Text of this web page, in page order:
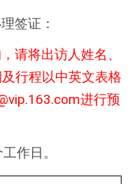
签证：
请将出访人姓名、
行程以中英文表格
进行预
作日。